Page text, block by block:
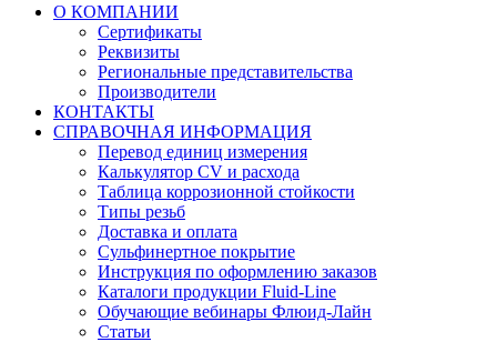
О КОМПАНИИ
Сертификаты
Реквизиты
Региональные представительства
Производители
КОНТАКТЫ
СПРАВОЧНАЯ ИНФОРМАЦИЯ
Перевод единиц измерения
Калькулятор CV и расхода
Таблица коррозионной стойкости
Типы резьб
Доставка и оплата
Сульфинертное покрытие
Инструкция по оформлению заказов
Каталоги продукции Fluid-Line
Обучающие вебинары Флюид-Лайн
Статьи